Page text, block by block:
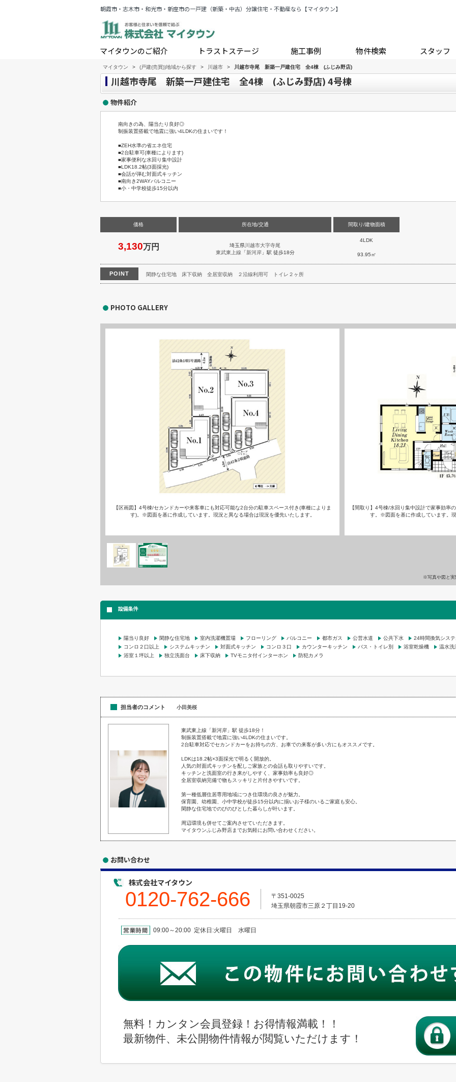
朝霞市・志木市・和光市・新座市の一戸建（新築・中古）分譲住宅・不動産なら【マイタウン】
マイタウンのご紹介 トラストステージ 施工事例 物件検索 スタッフ
マイタウン > (戸建(売買))地域から探す > 川越市 > 川越市寺尾 新築一戸建住宅 全4棟 (ふじみ野店)
川越市寺尾 新築一戸建住宅 全4棟 (ふじみ野店) 4号棟
物件紹介
南向きの為、陽当たり良好◎
制振装置搭載で地震に強い4LDKの住まいです！
■ZEH水準の省エネ住宅
■2台駐車可(車種によります)
■家事便利な水回り集中設計
■LDK18.2帖(3面採光)
■会話が弾む対面式キッチン
■南向き2WAYバルコニー
■小・中学校徒歩15分以内
価格
3,130万円
所在地/交通
埼玉県 川越市大字寺尾
東武東上線 「新河岸」駅 徒歩18分
間取り/建物面積
4LDK
93.95㎡
POINT 閑静な住宅地 床下収納 全居室収納 ２沿線利用可 トイレ２ヶ所
PHOTO GALLERY
【区画図】4号棟/セカンドカーや来客車にも対応可能な2台分の駐車スペース付き(車種によりま
す)。※図面を基に作成しています。現況と異なる場合は現況を優先いたします。
【間取り】4号棟/水回り集中設計で家事効率
す。※図面を基に作成しています。
※写真や図と実
設備条件
陽当り良好 閑静な住宅地 室内洗濯機置場 フローリング バルコニー 都市ガス 公営水道 公共下水
24時間換気シス
コンロ２口以上
システムキッチン 対面式キッチン コンロ３口 カウンターキッチン バス・トイレ別 浴室乾燥機
温水洗
浴室１坪以上
独立洗面台 床下収納 TVモニタ付インターホン 防犯カメラ
担当者のコメント 小田美桜
東武東上線「新河岸」駅 徒歩18分！
制振装置搭載で地震に強い4LDKの住まいです。
2台駐車対応でセカンドカーをお持ちの方、お車での来客が多い方にもオススメです。
LDKは18.2帖×3面採光で明るく開放的。
人気の対面式キッチンを配しご家族との会話も取りやすいです。
キッチンと洗面室の行き来がしやすく、家事効率も良好◎
全居室収納完備で物もスッキリと片付きやすいです。
第一種低層住居専用地域につき住環境の良さが魅力。
保育園、幼稚園、小中学校が徒歩15分以内に揃いお子様のいるご家庭も安心。
閑静な住宅地でのびのびとした暮らしが叶います。
周辺環境も併せてご案内させていただきます。
マイタウンふじみ野店までお気軽にお問い合わせください。
お問い合わせ
株式会社マイタウン
0120-762-666
〒351-0025
埼玉県朝霞市三原２丁目19-20
09:00～20:00 定休日:火曜日 水曜日
無料！カンタン会員登録！お得情報満載！！
最新物件、未公開物件情報が閲覧いただけます！